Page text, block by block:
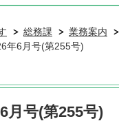
総務課 業務案内
年6月号(第255号)
月号(第255号)